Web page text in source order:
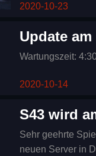
gewartet. Es
2020-10-23
Update am
Wartungszeit:
2020-10-14
S43 wird
Sehr geehrte Spieler, wir sind froh Euch mitzuteilen, dass
neuen Server in